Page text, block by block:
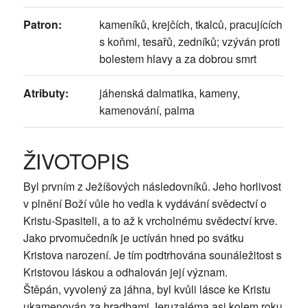
Patron:
kameníků, krejčích, tkalců, pracujících
s koňmi, tesařů, zedníků; vzýván proti
bolestem hlavy a za dobrou smrt
Atributy:
jáhenská dalmatika, kameny,
kamenování, palma
ŽIVOTOPIS
Byl prvním z Ježíšových následovníků. Jeho horlivost
v plnění Boží vůle ho vedla k vydávání svědectví o
Kristu-Spasiteli, a to až k vrcholnému svědectví krve.
Jako prvomučedník je uctíván hned po svátku
Kristova narození. Je tím podtrhována sounáležitost s
Kristovou láskou a odhalován její význam.
Štěpán, vyvolený za jáhna, byl kvůli lásce ke Kristu